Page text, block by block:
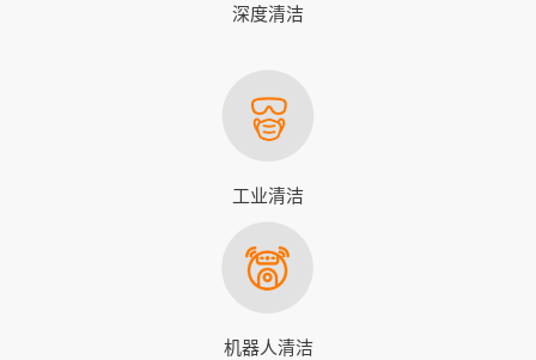
深度清洁
工业清洁
机器人清洁